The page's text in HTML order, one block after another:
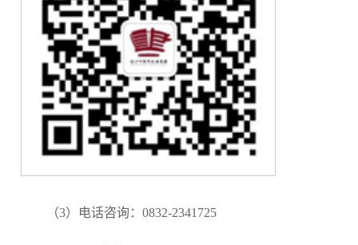
（3）电话咨询：0832-2341725